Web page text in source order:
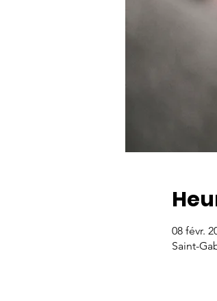
08 févr.
Saint-